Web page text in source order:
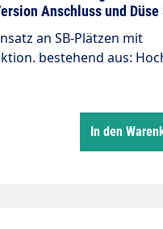
Anschluss und
an SB-Plätzen mit
Hochdruck
(Dauerfrostschutz)
n. Wunsch max. 275
In den